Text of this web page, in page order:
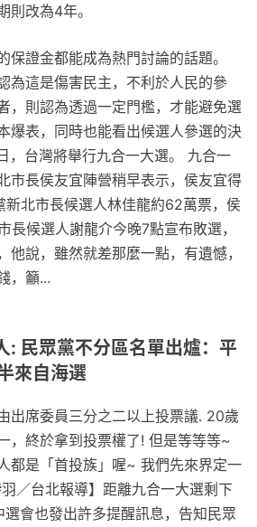
則改為4年。
保證金都能成為熱門討論的話題。
為這是傷害民主，不利於人民的參
，則認為透過一定門檻，才能避免選
爆表，同時也能看出候選人參選的決
，台灣將舉行九合一大選。 九合一
市長侯友宜陣營稍早表示，侯友宜得
新北市長候選人林佳龍約62萬票，侯
長候選人謝龍介今晚7點宣布敗選，
他說，雖然就差那麼一點，有遺憾，
，籲...
: 民眾黨不分區名單出爐：平
來自海選
出席委員三分之二以上投票議. 20歲
，終於拿到投票權了! 但是等等等~
都是「首投族」喔~ 我們先來界定一
／台北報導】距離九合一大選剩下
會也發出許多提醒訊息，告知民眾